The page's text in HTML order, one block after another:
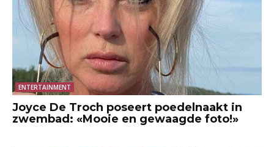
ENTERTAINMENT
Joyce De Troch poseert poedelnaakt in
zwembad: «Mooie en gewaagde foto!»